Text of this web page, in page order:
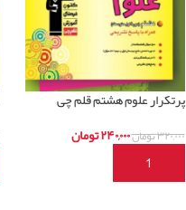
پرتکرار علوم هشتم قلم چی
۳۲۰,۰۰۰تومان۲۴۰,۰۰۰تومان
افزودن به سبد خرید